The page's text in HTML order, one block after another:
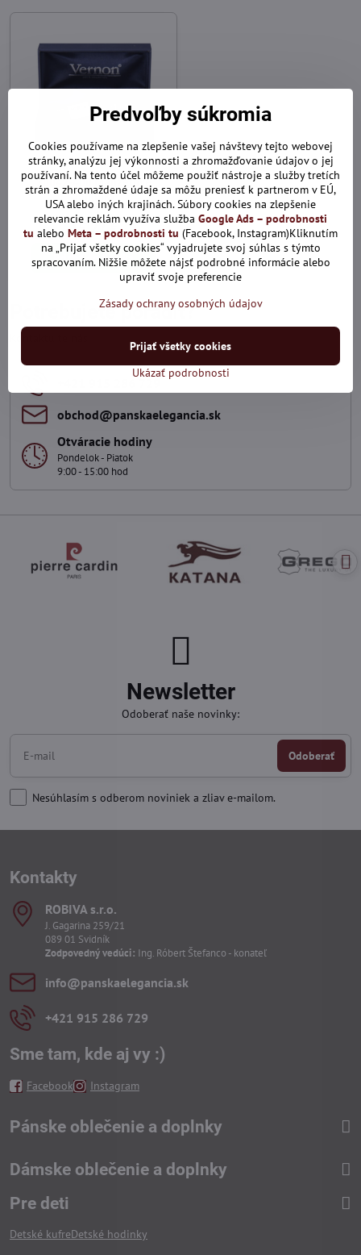
30042-400 Manžetové
gombíky
Skladom
15,27 €
Pridať do košíka
Potrebujete poradiť?
obchod​@panskaelegancia​.sk
Otváracie hodiny
Pondelok - Piatok
9:00 - 15:00 hod
Newsletter
Odoberať naše novinky:
Odoberať
Nesúhlasím s odberom noviniek a zliav e-mailom.
Kontakty
ROBIVA s​.r​.o​.
J. Gagarina 259/21
089 01 Svidník
Zodpovedný vedúci: Ing. Róbert Štefanco - konateľ
info​@panskaelegancia​.sk
+421 915 286 729
Sme tam, kde aj vy :)
Facebook Instagram
Pánske oblečenie a doplnky
Dámske oblečenie a doplnky
Pre deti
Detské kufreDetské hodinky
Predvoľby súkromia
Cookies používame na zlepšenie vašej návštevy tejto webovej
stránky, analýzu jej výkonnosti a zhromažďovanie údajov o jej
používaní. Na tento účel môžeme použiť nástroje a služby tretích
strán a zhromaždené údaje sa môžu preniesť k partnerom v EÚ,
USA alebo iných krajinách. Súbory cookies na zlepšenie
relevancie reklám využíva služba Google Ads – podrobnosti
tu alebo Meta – podrobnosti tu (Facebook, Instagram)Kliknutím
na „Prijať všetky cookies“ vyjadrujete svoj súhlas s týmto
spracovaním. Nižšie môžete nájsť podrobné informácie alebo
upraviť svoje preferencie
Zásady ochrany osobných údajov
Ukázať podrobnosti
Prijať všetky cookies